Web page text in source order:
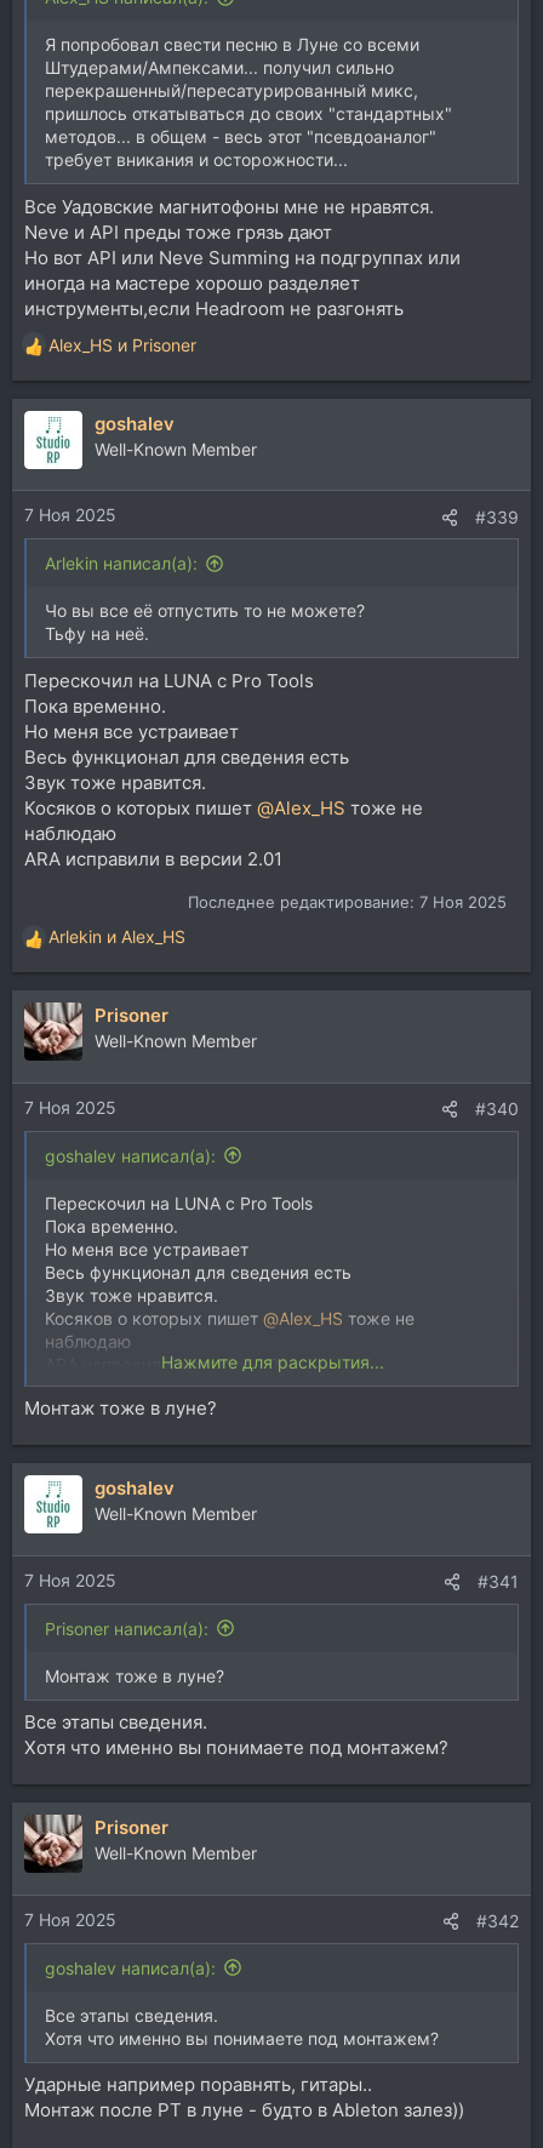
Я попробовал свести песню в Луне со всеми
Штудерами/Ампексами... получил сильно
перекрашенный/пересатурированный микс,
пришлось откатываться до своих "стандартных"
методов... в общем - весь этот "псевдоаналог"
требует вникания и осторожности...
Все Уадовские магнитофоны мне не нравятся.
Neve и API преды тоже грязь дают
Но вот API или Neve Summing на подгруппах или
иногда на мастере хорошо разделяет
инструменты,если Headroom не разгонять
Р
е
а
и
и
:
Alex_HS и Prisoner
goshalev
Well-Known Member
7 Ноя 2025 #339
Arlekin написал(а):
Чо вы все её отпустить то не можете?
Тьфу на неё.
Перескочил на LUNA с Pro Tools
Пока временно.
Но меня все устраивает
Весь функционал для сведения есть
Звук тоже нравится.
Косяков о которых пишет @Alex_HS тоже не
наблюдаю
ARA исправили в версии 2.01
Последнее редактирование: 7 Ноя 2025
Р
е
а
к
ц
и
и
:
Arlekin и Alex_HS
Prisoner
Well-Known Member
7 Ноя 2025 #340
goshalev написал(а):
Перескочил на LUNA с Pro Tools
Пока временно.
Но меня все устраивает
Весь функционал для сведения есть
Звук тоже нравится.
Косяков о которых пишет @Alex_HS тоже не
наблюдаю
ARA исправили в версии 2.01
Нажмите для раскрытия...
Монтаж тоже в луне?
goshalev
Well-Known Member
7 Ноя 2025 #341
Prisoner написал(а):
Монтаж тоже в луне?
Все этапы сведения.
Хотя что именно вы понимаете под монтажем?
Prisoner
Well-Known Member
7 Ноя 2025 #342
goshalev написал(а):
Все этапы сведения.
Хотя что именно вы понимаете под монтажем?
Ударные например поравнять, гитары..
Монтаж после PT в луне - будто в Ableton залез))